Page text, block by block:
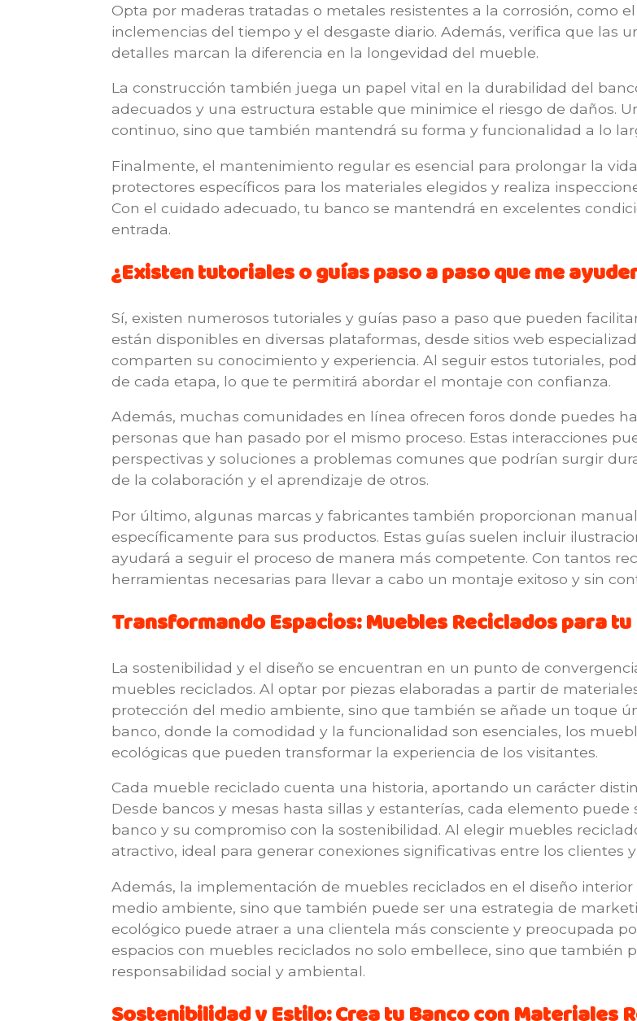
Opta por maderas tratadas o metales resistentes a la corrosión, como
inclemencias del tiempo y el desgaste diario. Además, verifica que las
detalles marcan la diferencia en la longevidad del mueble.
La construcción también juega un papel vital en la durabilidad del
adecuados y una estructura estable que minimice el riesgo de daños.
continuo, sino que también mantendrá su forma y funcionalidad a lo
Finalmente, el mantenimiento regular es esencial para prolongar la
protectores específicos para los materiales elegidos y realiza
Con el cuidado adecuado, tu banco se mantendrá en excelentes
entrada.
¿Existen tutoriales o guías paso a paso que me
Sí, existen numerosos tutoriales y guías paso a paso que pueden
están disponibles en diversas plataformas, desde sitios web
comparten su conocimiento y experiencia. Al seguir estos tutoriales,
de cada etapa, lo que te permitirá abordar el montaje con confianza.
Además, muchas comunidades en línea ofrecen foros donde puedes
personas que han pasado por el mismo proceso. Estas interacciones
perspectivas y soluciones a problemas comunes que podrían surgir
de la colaboración y el aprendizaje de otros.
Por último, algunas marcas y fabricantes también proporcionan
específicamente para sus productos. Estas guías suelen incluir
ayudará a seguir el proceso de manera más competente. Con tantos
herramientas necesarias para llevar a cabo un montaje exitoso y sin
Transformando Espacios: Muebles Reciclados para
La sostenibilidad y el diseño se encuentran en un punto de
muebles reciclados. Al optar por piezas elaboradas a partir de
protección del medio ambiente, sino que también se añade un toque
banco, donde la comodidad y la funcionalidad son esenciales, los
ecológicas que pueden transformar la experiencia de los visitantes.
Cada mueble reciclado cuenta una historia, aportando un carácter
Desde bancos y mesas hasta sillas y estanterías, cada elemento
banco y su compromiso con la sostenibilidad. Al elegir muebles
atractivo, ideal para generar conexiones significativas entre los clientes
Además, la implementación de muebles reciclados en el diseño
medio ambiente, sino que también puede ser una estrategia de
ecológico puede atraer a una clientela más consciente y preocupada
espacios con muebles reciclados no solo embellece, sino que también
responsabilidad social y ambiental.